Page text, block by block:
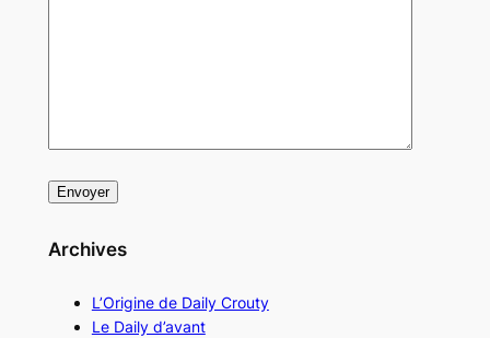
Archives
L’Origine de Daily Crouty
Le Daily d’avant